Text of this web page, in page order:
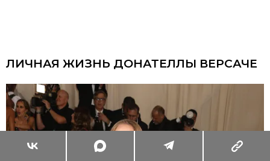
ЛИЧНАЯ ЖИЗНЬ ДОНАТЕЛЛЫ ВЕРСАЧЕ